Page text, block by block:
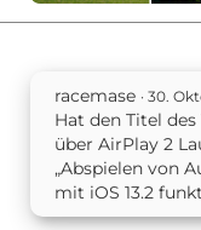
racemase 30.
Hat den Titel
über AirPlay 2
„Abspielen von
mit iOS 13.2